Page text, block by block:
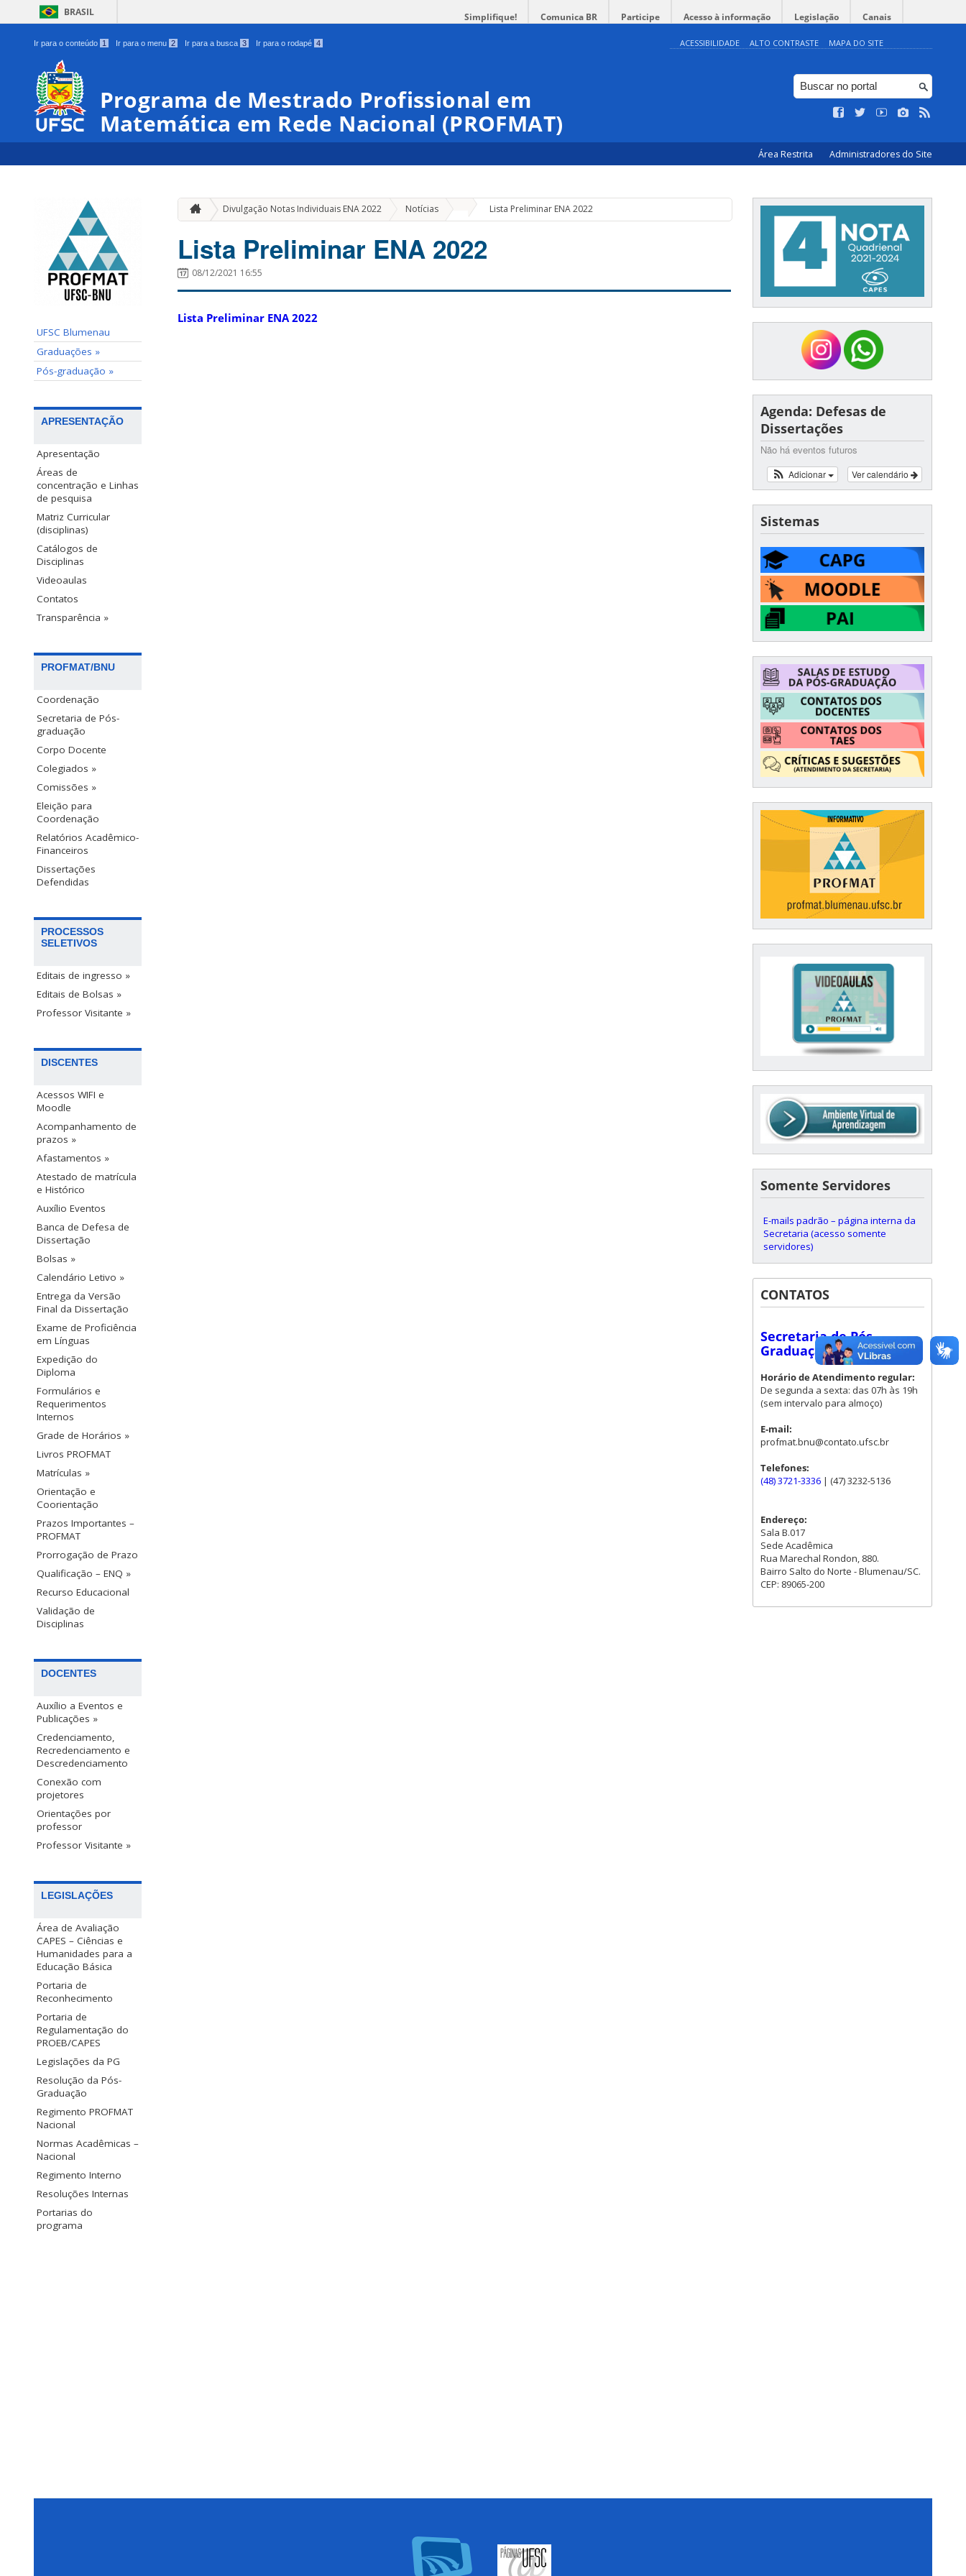
BRASIL Simplifique! Comunica BR Participe Acesso à informação Legislação Canais
Ir para o conteúdo 1 Ir para o menu 2 Ir para a busca 3 Ir para o rodapé 4 ACESSIBILIDADE ALTO CONTRASTE MAPA DO SITE
Programa de Mestrado Profissional em
Matemática em Rede Nacional (PROFMAT)
Área Restrita Administradores do Site
UFSC Blumenau
Graduações »
Pós-graduação »
APRESENTAÇÃO
Apresentação
Áreas de
concentração e Linhas
de pesquisa
Matriz Curricular
(disciplinas)
Catálogos de
Disciplinas
Videoaulas
Contatos
Transparência »
PROFMAT/BNU
Coordenação
Secretaria de Pós-
graduação
Corpo Docente
Colegiados »
Comissões »
Eleição para
Coordenação
Relatórios Acadêmico-
Financeiros
Dissertações
Defendidas
PROCESSOS
SELETIVOS
Editais de ingresso »
Editais de Bolsas »
Professor Visitante »
DISCENTES
Acessos WIFI e
Moodle
Acompanhamento de
prazos »
Afastamentos »
Atestado de matrícula
e Histórico
Auxílio Eventos
Banca de Defesa de
Dissertação
Bolsas »
Calendário Letivo »
Entrega da Versão
Final da Dissertação
Exame de Proficiência
em Línguas
Expedição do
Diploma
Formulários e
Requerimentos
Internos
Grade de Horários »
Livros PROFMAT
Matrículas »
Orientação e
Coorientação
Prazos Importantes –
PROFMAT
Prorrogação de Prazo
Qualificação – ENQ »
Recurso Educacional
Validação de
Disciplinas
DOCENTES
Auxílio a Eventos e
Publicações »
Credenciamento,
Recredenciamento e
Descredenciamento
Conexão com
projetores
Orientações por
professor
Professor Visitante »
LEGISLAÇÕES
Área de Avaliação
CAPES – Ciências e
Humanidades para a
Educação Básica
Portaria de
Reconhecimento
Portaria de
Regulamentação do
PROEB/CAPES
Legislações da PG
Resolução da Pós-
Graduação
Regimento PROFMAT
Nacional
Normas Acadêmicas –
Nacional
Regimento Interno
Resoluções Internas
Portarias do
programa
Divulgação Notas Individuais ENA 2022 Notícias Lista Preliminar ENA 2022
Lista Preliminar ENA 2022
08/12/2021 16:55
Lista Preliminar ENA 2022
Agenda: Defesas de
Dissertações
Não há eventos futuros
Ver calendário
Adicionar
Sistemas
Somente Servidores
E-mails padrão – página interna da
Secretaria (acesso somente
servidores)
CONTATOS
Secretaria de Pós-
Graduação - Blumenau
Horário de Atendimento regular:
De segunda a sexta: das 07h às 19h
(sem intervalo para almoço)
E-mail:
profmat.bnu@contato.ufsc.br
Telefones:
(48) 3721-3336 | (47) 3232-5136
Endereço:
Sala B.017
Sede Acadêmica
Rua Marechal Rondon, 880.
Bairro Salto do Norte - Blumenau/SC.
CEP: 89065-200